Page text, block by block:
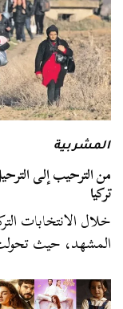
المشربية
من الترحيب إلى
تركيا
خلال الانتخابات
المشهد، حيث تحولت